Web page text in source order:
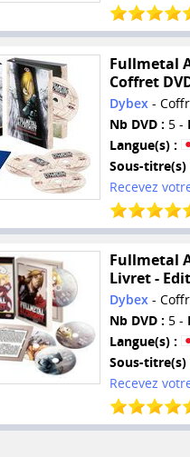
Fullmetal
Coffret
Dybex -
Nb DVD : 5 -
Langue(s) :
Sous-titre(s)
Recevez
Fullmetal
Livret -
Dybex-
Nb DVD : 5 -
Langue(s) :
Sous-titre(s)
Recevez